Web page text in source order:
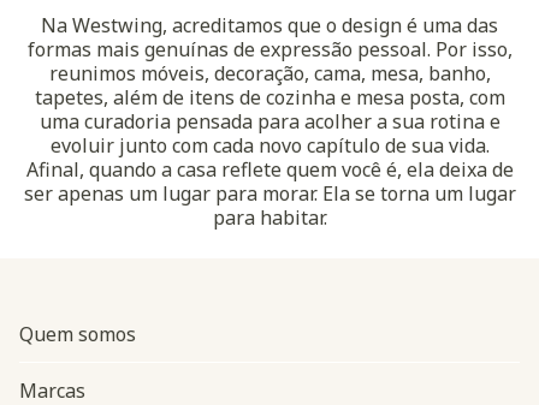
Na Westwing, acreditamos que o design é uma das
formas mais genuínas de expressão pessoal. Por isso,
reunimos móveis, decoração, cama, mesa, banho,
tapetes, além de itens de cozinha e mesa posta, com
uma curadoria pensada para acolher a sua rotina e
evoluir junto com cada novo capítulo de sua vida.
Afinal, quando a casa reflete quem você é, ela deixa de
ser apenas um lugar para morar. Ela se torna um lugar
para habitar.
Quem somos
Marcas